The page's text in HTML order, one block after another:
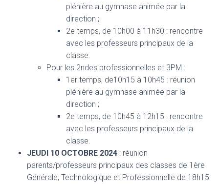
plénière au gymnase animée par la
direction ;
2e temps, de 10h00 à 11h30 : rencontre
avec les professeurs principaux de la
classe.
Pour les 2ndes professionnelles et 3PM :
1er temps, de10h15 à 10h45 : réunion
plénière au gymnase animée par la
direction ;
2e temps, de 10h45 à 12h15 : rencontre
avec les professeurs principaux de la
classe.
JEUDI 10 OCTOBRE 2024 : réunion
parents/professeurs principaux des classes de 1ère
Générale, Technologique et Professionnelle de 18h15